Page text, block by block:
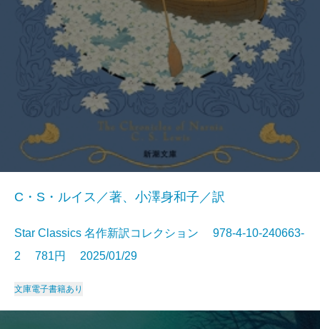
C・S・ルイス／著、小澤身和子／訳
Star Classics 名作新訳コレクション 978-4-10-240663-
2 781円 2025/01/29
文庫電子書籍あり